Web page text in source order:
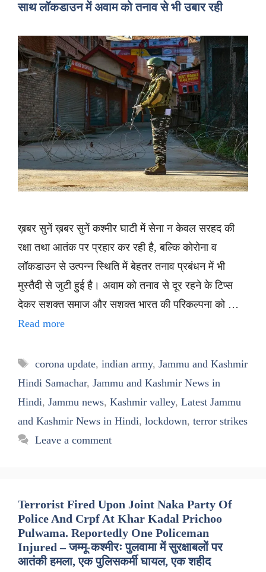
साथ लॉकडाउन में अवाम को तनाव से भी उबार रही
ख़बर सुनें ख़बर सुनें कश्मीर घाटी में सेना न केवल सरहद की
रक्षा तथा आतंक पर प्रहार कर रही है, बल्कि कोरोना व
लॉकडाउन से उत्पन्न स्थिति में बेहतर तनाव प्रबंधन में भी
मुस्तैदी से जुटी हुई है। अवाम को तनाव से दूर रहने के टिप्स
देकर सशक्त समाज और सशक्त भारत की परिकल्पना को …
Read more
Tags
corona update, indian army, Jammu and Kashmir
Hindi Samachar, Jammu and Kashmir News in
Hindi, Jammu news, Kashmir valley, Latest Jammu
and Kashmir News in Hindi, lockdown, terror strikes
Leave a comment
Terrorist Fired Upon Joint Naka Party Of
Police And Crpf At Khar Kadal Prichoo
Pulwama. Reportedly One Policeman
Injured – जम्मू-कश्मीरः पुलवामा में सुरक्षाबलों पर
आतंकी हमला, एक पुलिसकर्मी घायल, एक शहीद